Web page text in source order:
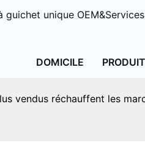
guichet unique
DOMICILE PRODUIT
vendus réchauffent les